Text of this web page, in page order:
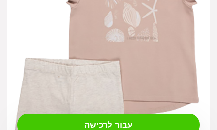
₪79.00
עבור לרכישה